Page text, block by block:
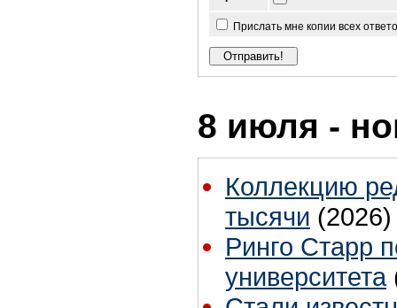
Прислать мне копии всех
8 июля -
Коллекцию
тысячи (2026)
Ринго Старр
университета